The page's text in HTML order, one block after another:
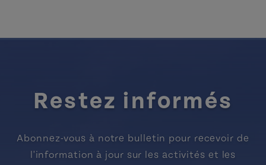
Restez informés
Abonnez-vous à notre bulletin pour recevoir de
l'information à jour sur les activités et les